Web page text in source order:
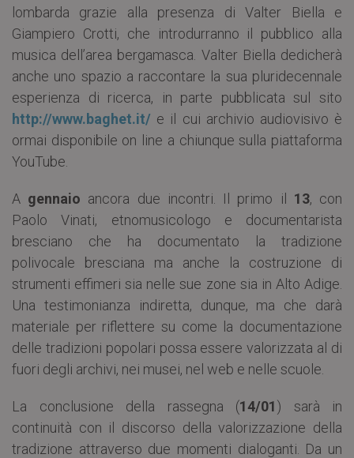
lombarda grazie alla presenza di Valter Biella e
Giampiero Crotti, che introdurranno il pubblico alla
musica dell’area bergamasca. Valter Biella dedicherà
anche uno spazio a raccontare la sua pluridecennale
esperienza di ricerca, in parte pubblicata sul sito
http://www.baghet.it/ e il cui archivio audiovisivo è
ormai disponibile on line a chiunque sulla piattaforma
YouTube.
A gennaio ancora due incontri. Il primo il 13, con
Paolo Vinati, etnomusicologo e documentarista
bresciano che ha documentato la tradizione
polivocale bresciana ma anche la costruzione di
strumenti effimeri sia nelle sue zone sia in Alto Adige.
Una testimonianza indiretta, dunque, ma che darà
materiale per riflettere su come la documentazione
delle tradizioni popolari possa essere valorizzata al di
fuori degli archivi, nei musei, nel web e nelle scuole.
La conclusione della rassegna (14/01) sarà in
continuità con il discorso della valorizzazione della
tradizione attraverso due momenti dialoganti. Da un